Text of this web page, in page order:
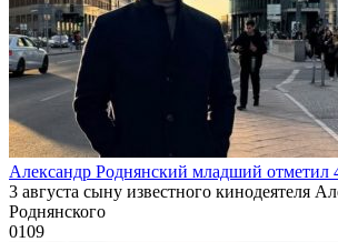
Александр Роднянский младший отметил
3 августа сыну известного кинодеятеля
Роднянского
0109